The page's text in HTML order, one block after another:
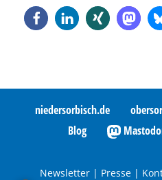
niedersorbisch.de
Blog
Newsletter | Presse |